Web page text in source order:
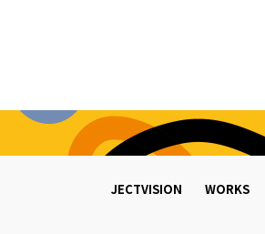
JECTVISION WORKS